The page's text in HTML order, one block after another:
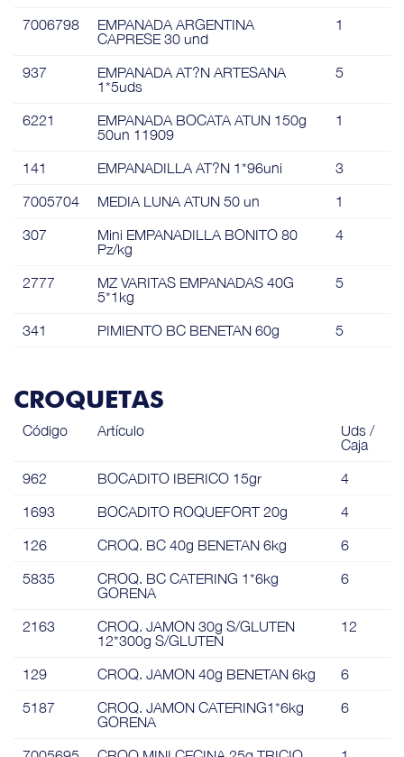
7006798
EMPANADA ARGENTINA
CAPRESE 30 und
1
937
EMPANADA AT?N ARTESANA
1*5uds
5
6221
EMPANADA BOCATA ATUN 150g
50un 11909
1
141 EMPANADILLA AT?N 1*96uni 3
7005704 MEDIA LUNA ATUN 50 un 1
307
Mini EMPANADILLA BONITO 80
Pz/kg
4
2777
MZ VARITAS EMPANADAS 40G
5*1kg
5
341 PIMIENTO BC BENETAN 60g 5
CROQUETAS
Código Artículo
Uds /
Caja
962 BOCADITO IBERICO 15gr 4
1693 BOCADITO ROQUEFORT 20g 4
126 CROQ. BC 40g BENETAN 6kg 6
5835
CROQ. BC CATERING 1*6kg
GORENA
6
2163
CROQ. JAMON 30g S/GLUTEN
12*300g S/GLUTEN
12
129 CROQ. JAMON 40g BENETAN 6kg 6
5187
CROQ. JAMON CATERING1*6kg
GORENA
6